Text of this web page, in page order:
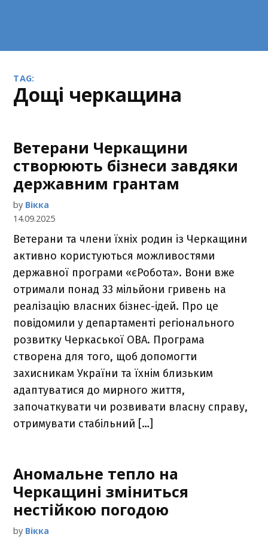
TAG:
дощі черкащина
Ветерани Черкащини
створюють бізнеси завдяки
державним грантам
by Вікка
14.09.2025
Ветерани та члени їхніх родин із Черкащини
активно користуються можливостями
державної програми «єРобота». Вони вже
отримали понад 33 мільйони гривень на
реалізацію власних бізнес-ідей. Про це
повідомили у департаменті регіонального
розвитку Черкаської ОВА. Програма
створена для того, щоб допомогти
захисникам України та їхнім близьким
адаптуватися до мирного життя,
започаткувати чи розвивати власну справу,
отримувати стабільний […]
Аномальне тепло на
Черкащині зміниться
нестійкою погодою
by Вікка